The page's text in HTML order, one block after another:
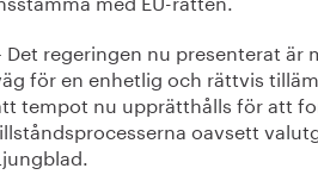
Det regeringen nu presenterat är
för en enhetlig och rättvis
tempot nu upprätthålls för att
oavsett